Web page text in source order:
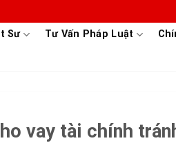
Sư Tư Vấn Pháp Luật
vay tài chính